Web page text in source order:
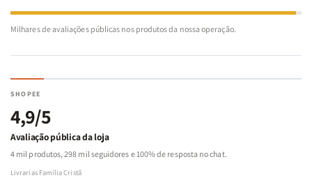
Milhares de avaliações públicas nos produtos da nossa operação.
SHOPEE
4,9/5
Avaliação pública da loja
4 mil produtos, 298 mil seguidores e 100% de resposta no chat.
Livrarias Família Cristã